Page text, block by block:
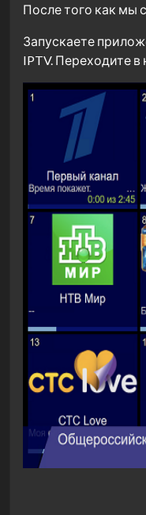
После того как мы
Запускаете
IPTV. Переходите в